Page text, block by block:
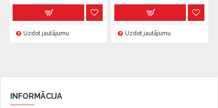
Uzdot jautājumu Uzdot jautājumu
INFORMĀCIJA